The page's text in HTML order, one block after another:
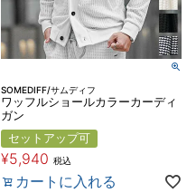
SOMEDIFF/サムディフ
ワッフルショールカラーカーディ
ガン
セットアップ可
¥5,940 税込
カートに入れる